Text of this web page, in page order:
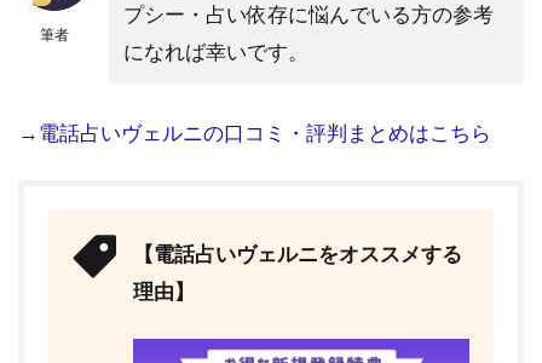
筆者
プシー・占い依存に悩んでいる方の参考
になれば幸いです。
→電話占いヴェルニの口コミ・評判まとめはこちら
【電話占いヴェルニをオススメする
理由】